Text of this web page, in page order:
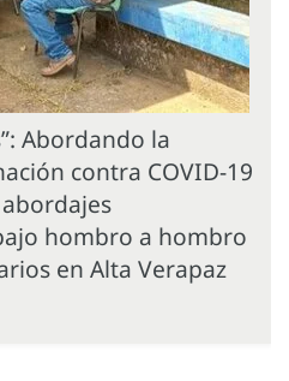
Abordando la
contra COVID-19
hombro a hombro
en Alta Verapaz